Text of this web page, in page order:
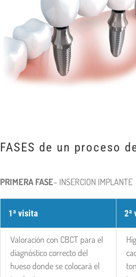
FASES de un proceso
PRIMERA FASE– INSERCION IMPLANTE
1ª visita 2ª
Valoración con CBCT para el
diagnóstico correcto del
hueso donde se colocará el